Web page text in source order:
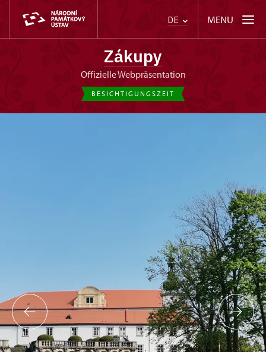
DE MENU
Zákupy
offizielle Webpräsentation
BESICHTIGUNGSZEIT